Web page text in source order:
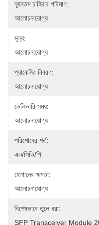
ন্যূনতম চাহিদার পরিমাণ:
আলোচনাযোগ্য
মূল্য:
আলোচনাযোগ্য
প্যাকেজিং বিবরণ:
আলোচনাযোগ্য
ডেলিভারি সময়:
আলোচনাযোগ্য
পরিশোধের শর্ত:
এল/সিডি/পি
যোগানের ক্ষমতা:
আলোচনাযোগ্য
বিশেষভাবে তুলে ধরা:
SFP Transceiver Module